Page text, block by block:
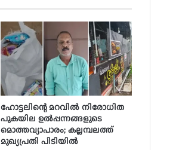
ഹോട്ടലിന്റെ മറവിൽ നിരോധിത
പുകയില ഉൽപ്പന്നങ്ങളുടെ
മൊത്തവ്യാപാരം; കല്ലമ്പലത്ത്
മുഖ്യപ്രതി പിടിയിൽ